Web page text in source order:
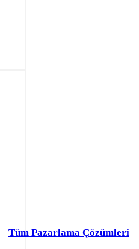
Tüm Pazarlama Çözümleri